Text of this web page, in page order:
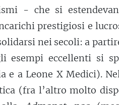
- che si
prestigiosi e
nei secoli: a
esempi eccellenti si
e a Leone X Medici).
(fra l’altro molto